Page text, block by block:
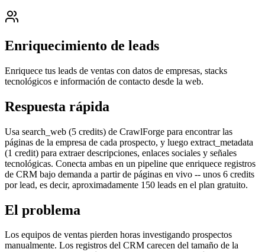
Enriquecimiento de leads
Enriquece tus leads de ventas con datos de empresas, stacks
tecnológicos e información de contacto desde la web.
Respuesta rápida
Usa search_web (5 credits) de CrawlForge para encontrar las
páginas de la empresa de cada prospecto, y luego extract_metadata
(1 credit) para extraer descripciones, enlaces sociales y señales
tecnológicas. Conecta ambas en un pipeline que enriquece registros
de CRM bajo demanda a partir de páginas en vivo -- unos 6 credits
por lead, es decir, aproximadamente 150 leads en el plan gratuito.
El problema
Los equipos de ventas pierden horas investigando prospectos
manualmente. Los registros del CRM carecen del tamaño de la